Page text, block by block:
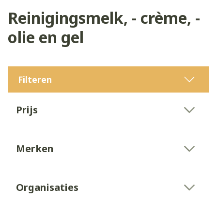
Reinigingsmelk, - crème, -
olie en gel
Filteren
Prijs
Merken
Organisaties